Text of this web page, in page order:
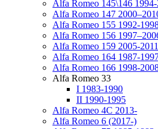
Alfa Romeo 145\146 1994-
Alfa Romeo 147
Alfa Romeo 155 1992-
Alfa Romeo 156
Alfa Romeo 159 2005-2011
Alfa Romeo 164 1987-
Alfa Romeo 166 1998-
Alfa Romeo 33
I 1983-1990
II 1990-1995
Alfa Romeo 4C 2013-
Alfa Romeo 6 (2017-)